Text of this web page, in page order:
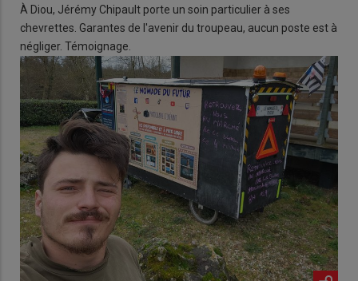
À Diou, Jérémy Chipault porte un soin particulier à ses
chevrettes. Garantes de l'avenir du troupeau, aucun poste est à
négliger. Témoignage.